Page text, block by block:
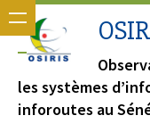
les systèmes
inforoutes au